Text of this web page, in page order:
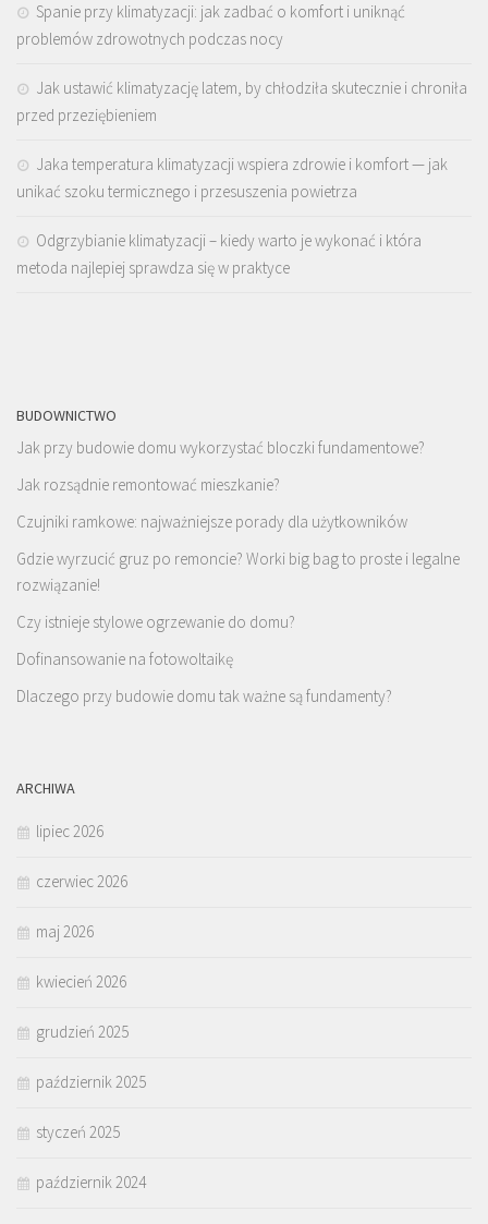
Spanie przy klimatyzacji: jak zadbać o komfort i uniknąć
problemów zdrowotnych podczas nocy
Jak ustawić klimatyzację latem, by chłodziła skutecznie i chroniła
przed przeziębieniem
Jaka temperatura klimatyzacji wspiera zdrowie i komfort — jak
unikać szoku termicznego i przesuszenia powietrza
Odgrzybianie klimatyzacji – kiedy warto je wykonać i która
metoda najlepiej sprawdza się w praktyce
BUDOWNICTWO
Jak przy budowie domu wykorzystać bloczki fundamentowe?
Jak rozsądnie remontować mieszkanie?
Czujniki ramkowe: najważniejsze porady dla użytkowników
Gdzie wyrzucić gruz po remoncie? Worki big bag to proste i legalne
rozwiązanie!
Czy istnieje stylowe ogrzewanie do domu?
Dofinansowanie na fotowoltaikę
Dlaczego przy budowie domu tak ważne są fundamenty?
ARCHIWA
lipiec 2026
czerwiec 2026
maj 2026
kwiecień 2026
grudzień 2025
październik 2025
styczeń 2025
październik 2024